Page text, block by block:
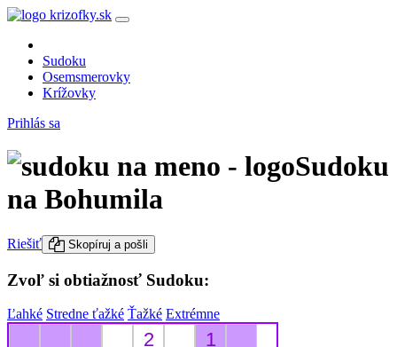
Sudoku
Osemsmerovky
Krížovky
Prihlás sa
Sudoku
na Bohumila
Riešiť Skopíruj a pošli
Zvoľ si obtiažnosť Sudoku:
Ľahké Stredne ťažké Ťažké Extrémne